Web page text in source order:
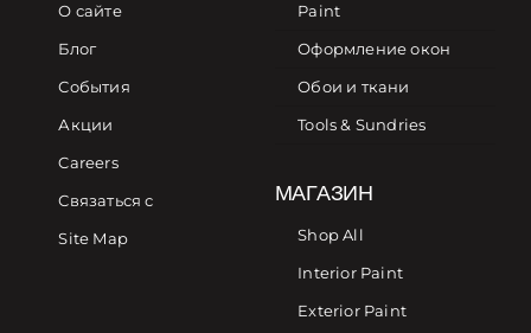
О сайте
Блог
События
Акции
Careers
Связаться с
Site Map
Paint
Оформление окон
Обои и ткани
Tools & Sundries
МАГАЗИН
Shop All
Interior Paint
Exterior Paint